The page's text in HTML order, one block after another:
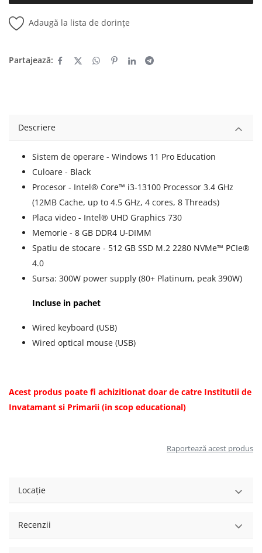
Adaugă la lista de dorințe
Partajează:
Descriere
Sistem de operare - Windows 11 Pro Education
Culoare - Black
Procesor - Intel® Core™ i3-13100 Processor 3.4 GHz
(12MB Cache, up to 4.5 GHz, 4 cores, 8 Threads)
Placa video - Intel® UHD Graphics 730
Memorie - 8 GB DDR4 U-DIMM
Spatiu de stocare - 512 GB SSD M.2 2280 NVMe™ PCIe®
4.0
Sursa: 300W power supply (80+ Platinum, peak 390W)
Incluse in pachet
Wired keyboard (USB)
Wired optical mouse (USB)
Acest produs poate fi achizitionat doar de catre Institutii de
Invatamant si Primarii (in scop educational)
Raportează acest produs
Locație
Recenzii